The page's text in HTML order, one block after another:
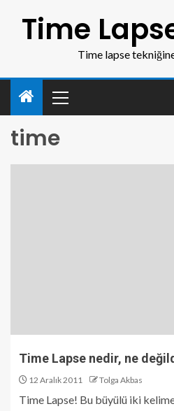
Time
Time lapse
time
Time Lapse nedir, ne
12 Aralık 2011 Tolga Akbas
Time Lapse! Bu büyülü iki